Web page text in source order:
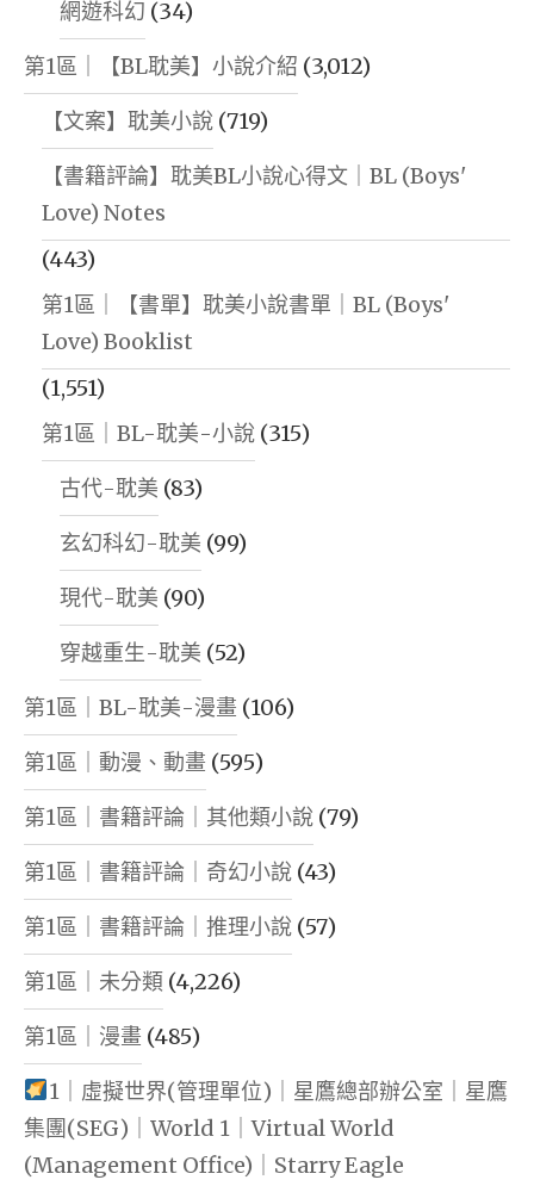
網遊科幻 (34)
第1區｜【BL耽美】小說介紹 (3,012)
【文案】耽美小說 (719)
【書籍評論】耽美BL小說心得文｜BL (Boys'
Love) Notes
(443)
第1區｜【書單】耽美小說書單｜BL (Boys'
Love) Booklist
(1,551)
第1區｜BL-耽美-小說 (315)
古代-耽美 (83)
玄幻科幻-耽美 (99)
現代-耽美 (90)
穿越重生-耽美 (52)
第1區｜BL-耽美-漫畫 (106)
第1區｜動漫、動畫 (595)
第1區｜書籍評論｜其他類小說 (79)
第1區｜書籍評論｜奇幻小說 (43)
第1區｜書籍評論｜推理小說 (57)
第1區｜未分類 (4,226)
第1區｜漫畫 (485)
1｜虛擬世界(管理單位)｜星鷹總部辦公室｜星鷹
集團(SEG)｜World 1｜Virtual World
(Management Office)｜Starry Eagle